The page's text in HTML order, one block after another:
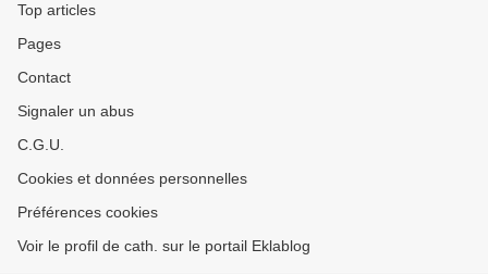
Top articles
Pages
Contact
Signaler un abus
C.G.U.
Cookies et données personnelles
Préférences cookies
Voir le profil de cath. sur le portail Eklablog